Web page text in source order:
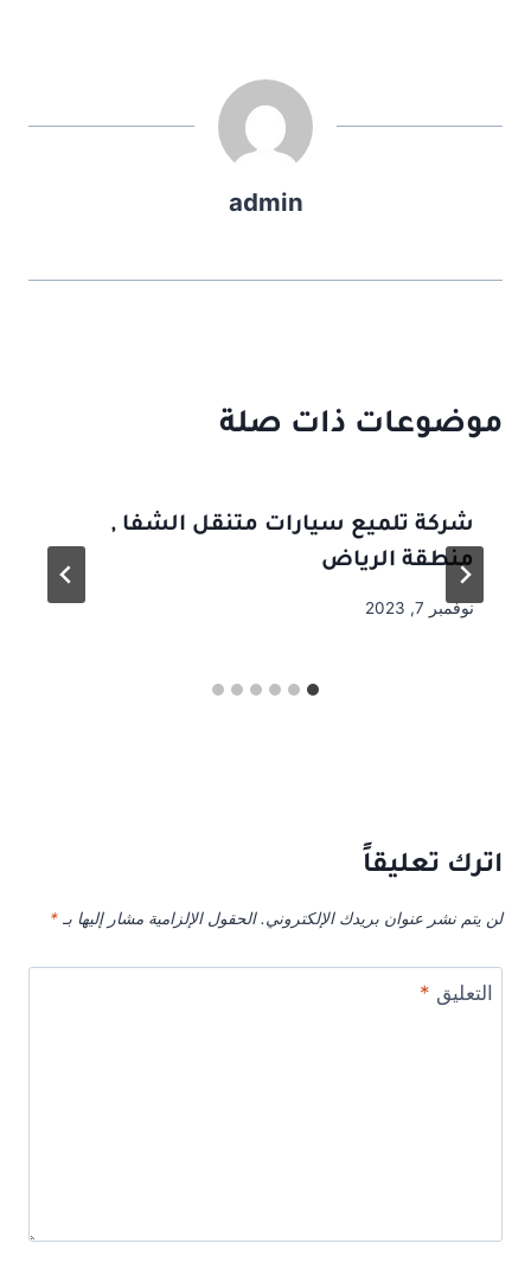
admin
موضوعات ذات صلة
شركة تلميع سيارات متنقل الشفا ,
منطقة الرياض
نوفمبر 7, 2023
اترك تعليقاً
لن يتم نشر عنوان بريدك الإلكتروني. الحقول الإلزامية مشار إليها بـ *
التعليق *